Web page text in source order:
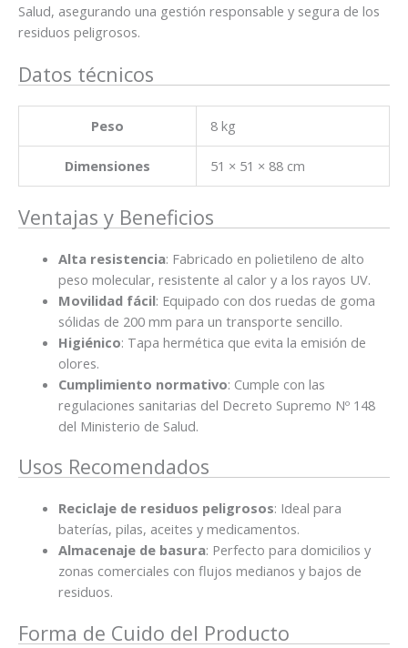
Salud, asegurando una gestión responsable y segura de los
residuos peligrosos.
Datos técnicos
Peso 8 kg
Dimensiones 51 × 51 × 88 cm
Ventajas y Beneficios
Alta resistencia: Fabricado en polietileno de alto
peso molecular, resistente al calor y a los rayos UV.
Movilidad fácil: Equipado con dos ruedas de goma
sólidas de 200 mm para un transporte sencillo.
Higiénico: Tapa hermética que evita la emisión de
olores.
Cumplimiento normativo: Cumple con las
regulaciones sanitarias del Decreto Supremo Nº 148
del Ministerio de Salud.
Usos Recomendados
Reciclaje de residuos peligrosos: Ideal para
baterías, pilas, aceites y medicamentos.
Almacenaje de basura: Perfecto para domicilios y
zonas comerciales con flujos medianos y bajos de
residuos.
Forma de Cuido del Producto